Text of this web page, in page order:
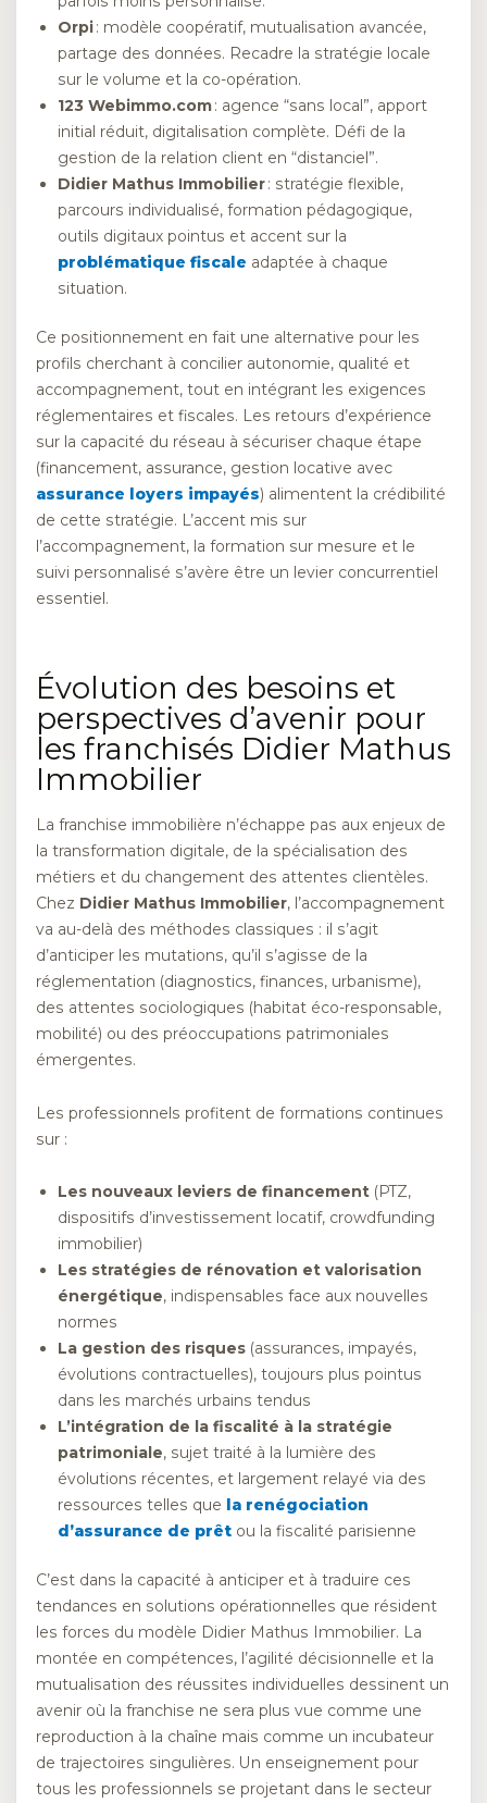
Orpi: modèle coopératif, mutualisation avancée,
partage des données. Recadre la stratégie locale
sur le volume et la co-opération.
123 Webimmo.com: agence “sans local”, apport
initial réduit, digitalisation complète. Défi de la
gestion de la relation client en “distanciel”.
Didier Mathus Immobilier: stratégie flexible,
parcours individualisé, formation pédagogique,
outils digitaux pointus et accent sur la
problématique fiscale adaptée à chaque
situation.
Ce positionnement en fait une alternative pour les
profils cherchant à concilier autonomie, qualité et
accompagnement, tout en intégrant les exigences
réglementaires et fiscales. Les retours d’expérience
sur la capacité du réseau à sécuriser chaque étape
(financement, assurance, gestion locative avec
assurance loyers impayés) alimentent la crédibilité
de cette stratégie. L’accent mis sur
l’accompagnement, la formation sur mesure et le
suivi personnalisé s’avère être un levier concurrentiel
essentiel.
Évolution des besoins et
perspectives d’avenir pour
les franchisés Didier Mathus
Immobilier
La franchise immobilière n’échappe pas aux enjeux de
la transformation digitale, de la spécialisation des
métiers et du changement des attentes clientèles.
Chez Didier Mathus Immobilier, l’accompagnement
va au-delà des méthodes classiques : il s’agit
d’anticiper les mutations, qu’il s’agisse de la
réglementation (diagnostics, finances, urbanisme),
des attentes sociologiques (habitat éco-responsable,
mobilité) ou des préoccupations patrimoniales
émergentes.
Les professionnels profitent de formations continues
sur :
Les nouveaux leviers de financement (PTZ,
dispositifs d’investissement locatif, crowdfunding
immobilier)
Les stratégies de rénovation et valorisation
énergétique, indispensables face aux nouvelles
normes
La gestion des risques (assurances, impayés,
évolutions contractuelles), toujours plus pointus
dans les marchés urbains tendus
L’intégration de la fiscalité à la stratégie
patrimoniale, sujet traité à la lumière des
évolutions récentes, et largement relayé via des
ressources telles que la renégociation
d’assurance de prêt ou la fiscalité parisienne
C’est dans la capacité à anticiper et à traduire ces
tendances en solutions opérationnelles que résident
les forces du modèle Didier Mathus Immobilier. La
montée en compétences, l’agilité décisionnelle et la
mutualisation des réussites individuelles dessinent un
avenir où la franchise ne sera plus vue comme une
reproduction à la chaîne mais comme un incubateur
de trajectoires singulières. Un enseignement pour
tous les professionnels se projetant dans le secteur